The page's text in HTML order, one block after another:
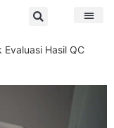
Evaluasi Hasil QC